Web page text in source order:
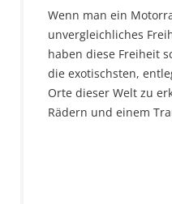
Wenn man ein
unvergleichliches
haben diese Freiheit
die exotischsten,
Orte dieser Welt zu
Rädern und einem